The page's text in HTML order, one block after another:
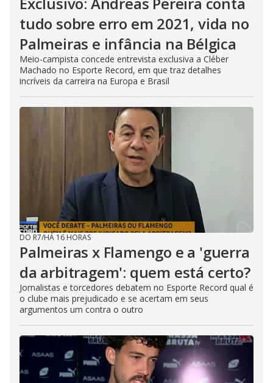
tudo sobre erro em 2021, vida no
Palmeiras e infância na Bélgica
Meio-campista concede entrevista exclusiva a Cléber
Machado no Esporte Record, em que traz detalhes
incríveis da carreira na Europa e Brasil
DO R7/HÁ 16 HORAS
Palmeiras x Flamengo e a 'guerra
da arbitragem': quem está certo?
Jornalistas e torcedores debatem no Esporte Record qual é
o clube mais prejudicado e se acertam em seus
argumentos um contra o outro